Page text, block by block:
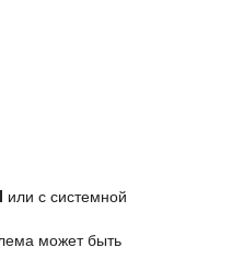
или с системной
может быть